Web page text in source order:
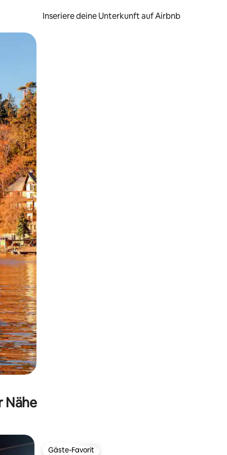
Inseriere deine Unterkunft auf Airbnb
oder Wischgesten.
Nähe
Gäste-Favorit